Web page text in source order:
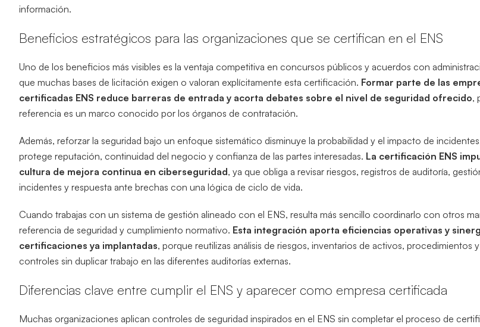
información.
Beneficios estratégicos para las organizaciones que se certifican en el ENS
Uno de los beneficios más visibles es la ventaja competitiva en concursos públicos y acuerdos con
que muchas bases de licitación exigen o valoran explícitamente esta certificación. Formar parte de las
certificadas ENS reduce barreras de entrada y acorta debates sobre el nivel de seguridad ofrecido,
referencia es un marco conocido por los órganos de contratación.
Además, reforzar la seguridad bajo un enfoque sistemático disminuye la probabilidad y el impacto de
protege reputación, continuidad del negocio y confianza de las partes interesadas. La certificación ENS
cultura de mejora continua en ciberseguridad, ya que obliga a revisar riesgos, registros de auditoría,
incidentes y respuesta ante brechas con una lógica de ciclo de vida.
Cuando trabajas con un sistema de gestión alineado con el ENS, resulta más sencillo coordinarlo con otros
referencia de seguridad y cumplimiento normativo. Esta integración aporta eficiencias operativas y
certificaciones ya implantadas, porque reutilizas análisis de riesgos, inventarios de activos, procedimientos y
controles sin duplicar trabajo en las diferentes auditorías externas.
Diferencias clave entre cumplir el ENS y aparecer como empresa certificada
Muchas organizaciones aplican controles de seguridad inspirados en el ENS sin completar el proceso de